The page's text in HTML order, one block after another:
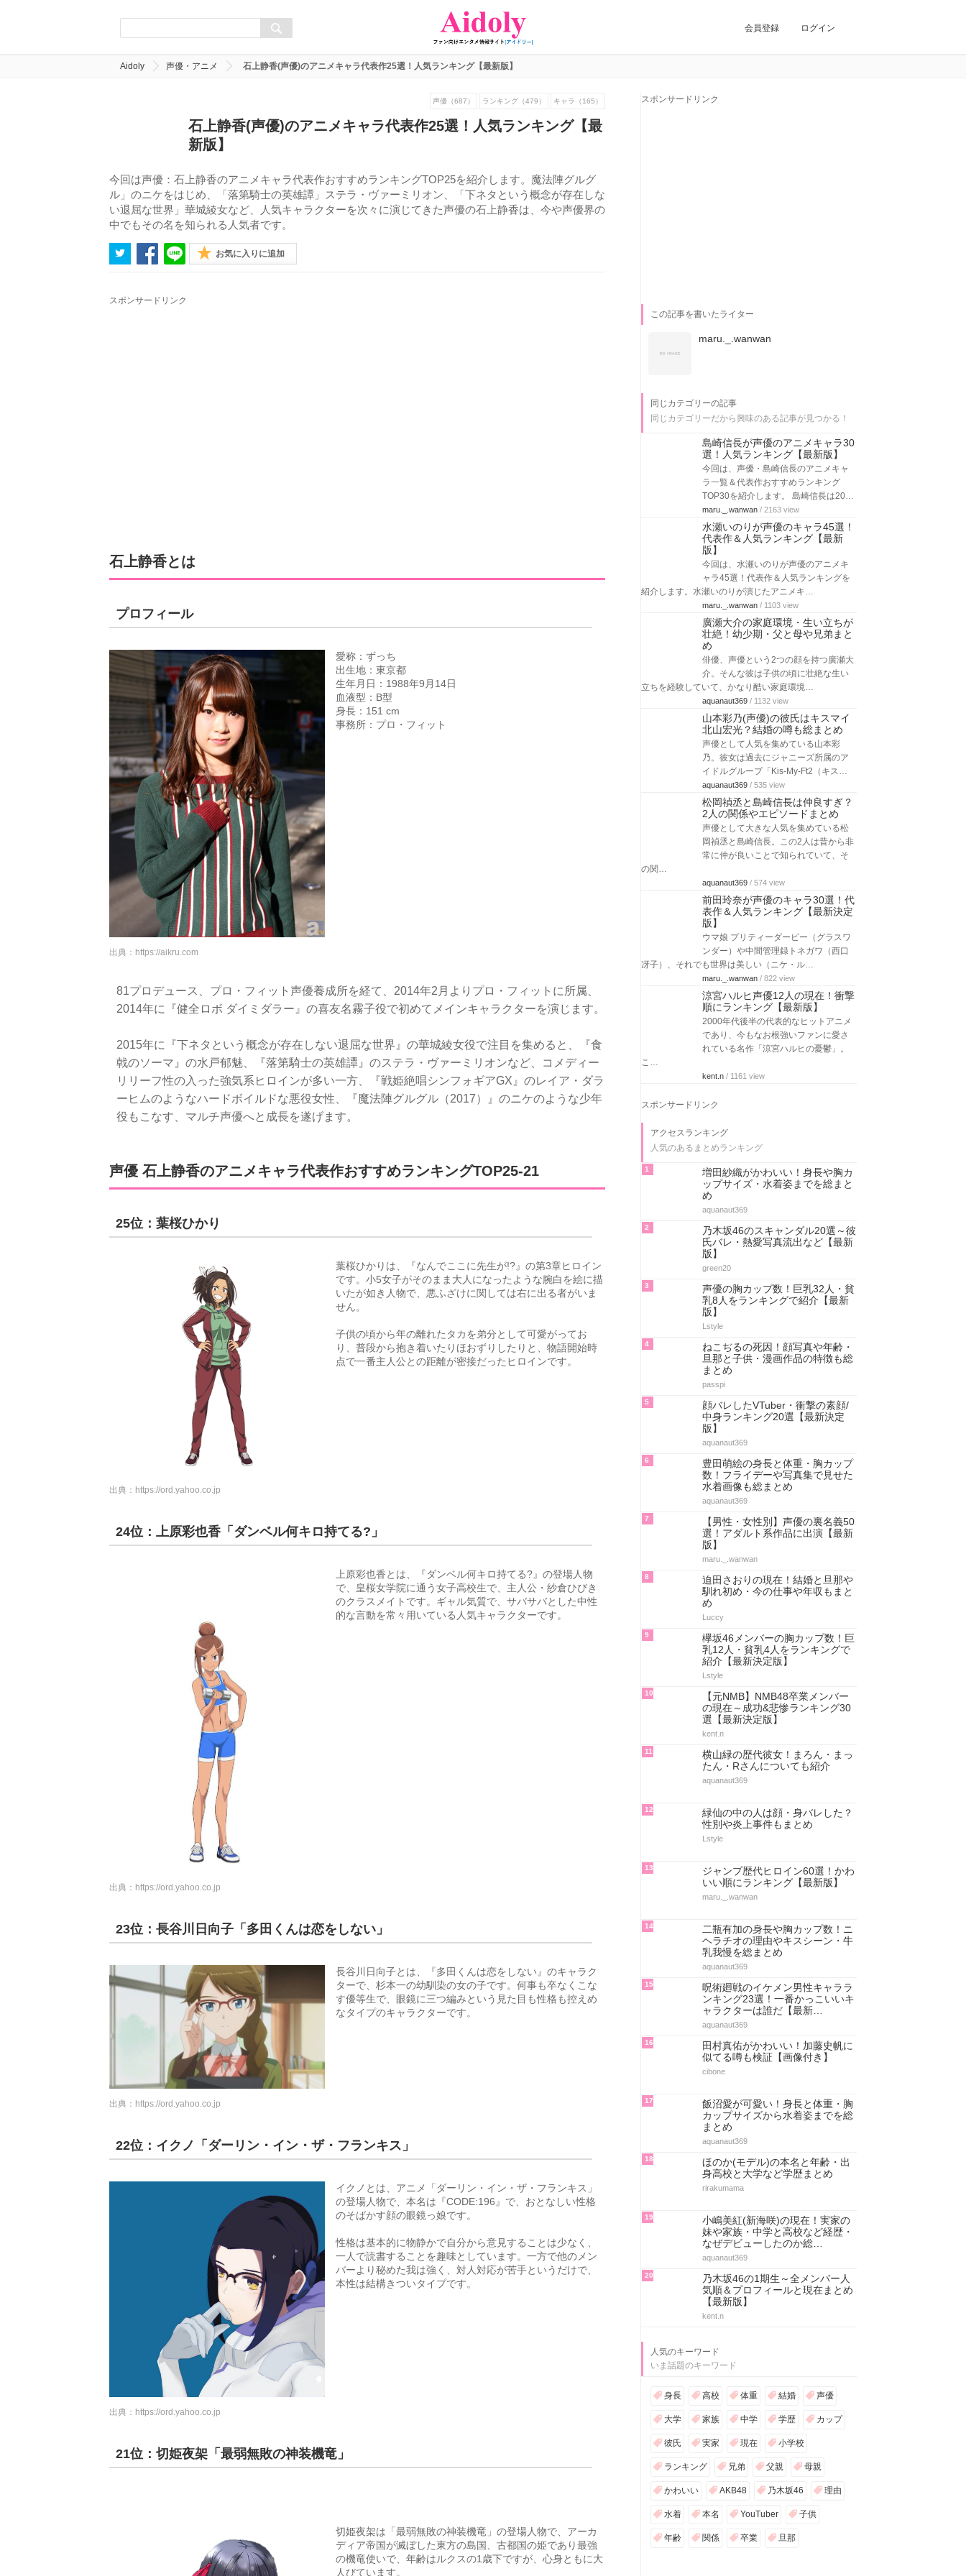
会員登録 ログイン
Aidoly 声優・アニメ 石上静香(声優)のアニメキャラ代表作25選！人気ランキング【最新版】
声優（687） ランキング（479） キャラ（165）
石上静香(声優)のアニメキャラ代表作25選！人気ランキング【最
新版】
今回は声優：石上静香のアニメキャラ代表作おすすめランキングTOP25を紹介します。魔法陣グルグ
ル」のニケをはじめ、「落第騎士の英雄譚」ステラ・ヴァーミリオン、「下ネタという概念が存在しな
い退屈な世界」華城綾女など、人気キャラクターを次々に演じてきた声優の石上静香は、今や声優界の
中でもその名を知られる人気者です。
お気に入りに追加
スポンサードリンク
石上静香とは
プロフィール
愛称：ずっち
出生地：東京都
生年月日：1988年9月14日
血液型：B型
身長：151 cm
事務所：プロ・フィット
出典： https://aikru.com
81プロデュース、プロ・フィット声優養成所を経て、2014年2月よりプロ・フィットに所属、
2014年に『健全ロボ ダイミダラー』の喜友名霧子役で初めてメインキャラクターを演じます。
2015年に『下ネタという概念が存在しない退屈な世界』の華城綾女役で注目を集めると、『食
戟のソーマ』の水戸郁魅、『落第騎士の英雄譚』のステラ・ヴァーミリオンなど、コメディー
リリーフ性の入った強気系ヒロインが多い一方、『戦姫絶唱シンフォギアGX』のレイア・ダラ
ーヒムのようなハードボイルドな悪役女性、『魔法陣グルグル（2017）』のニケのような少年
役もこなす、マルチ声優へと成長を遂げます。
声優 石上静香のアニメキャラ代表作おすすめランキングTOP25-21
25位：葉桜ひかり
葉桜ひかりは、『なんでここに先生が!?』の第3章ヒロイン
です。小5女子がそのまま大人になったような腕白を絵に描
いたが如き人物で、悪ふざけに関しては右に出る者がいま
せん。
子供の頃から年の離れたタカを弟分として可愛がってお
り、普段から抱き着いたりほおずりしたりと、物語開始時
点で一番主人公との距離が密接だったヒロインです。
出典： https://ord.yahoo.co.jp
24位：上原彩也香「ダンベル何キロ持てる?」
上原彩也香とは、『ダンベル何キロ持てる?』の登場人物
で、皇桜女学院に通う女子高校生で、主人公・紗倉ひびき
のクラスメイトです。ギャル気質で、サバサバとした中性
的な言動を常々用いている人気キャラクターです。
出典： https://ord.yahoo.co.jp
23位：長谷川日向子「多田くんは恋をしない」
長谷川日向子とは、『多田くんは恋をしない』のキャラク
ターで、杉本一の幼馴染の女の子です。何事も卒なくこな
す優等生で、眼鏡に三つ編みという見た目も性格も控えめ
なタイプのキャラクターです。
出典： https://ord.yahoo.co.jp
22位：イクノ「ダーリン・イン・ザ・フランキス」
イクノとは、アニメ「ダーリン・イン・ザ・フランキス」
の登場人物で、本名は『CODE:196』で、おとなしい性格
のそばかす顔の眼鏡っ娘です。
性格は基本的に物静かで自分から意見することは少なく、
一人で読書することを趣味としています。一方で他のメン
バーより秘めた我は強く、対人対応が苦手というだけで、
本性は結構きついタイプです。
出典： https://ord.yahoo.co.jp
21位：切姫夜架「最弱無敗の神装機竜」
切姫夜架は「最弱無敗の神装機竜」の登場人物で、アーカ
ディア帝国が滅ぼした東方の島国、古都国の姫であり最強
の機竜使いで、年齢はルクスの1歳下ですが、心身ともに大
人びています。
スポンサードリンク
この記事を書いたライター
maru._.wanwan
同じカテゴリーの記事
同じカテゴリーだから興味のある記事が見つかる！
島崎信長が声優のアニメキャラ30
選！人気ランキング【最新版】
今回は、声優・島崎信長のアニメキャ
ラ一覧＆代表作おすすめランキング
TOP30を紹介します。 島崎信長は20…
maru._.wanwan / 2163 view
水瀬いのりが声優のキャラ45選！
代表作＆人気ランキング【最新
版】
今回は、水瀬いのりが声優のアニメキ
ャラ45選！代表作＆人気ランキングを
紹介します。水瀬いのりが演じたアニメキ…
maru._.wanwan / 1103 view
廣瀬大介の家庭環境・生い立ちが
壮絶！幼少期・父と母や兄弟まと
め
俳優、声優という2つの顔を持つ廣瀬大
介。そんな彼は子供の頃に壮絶な生い
立ちを経験していて、かなり酷い家庭環境…
aquanaut369 / 1132 view
山本彩乃(声優)の彼氏はキスマイ
北山宏光？結婚の噂も総まとめ
声優として人気を集めている山本彩
乃。彼女は過去にジャニーズ所属のア
イドルグループ「Kis-My-Ft2（キス…
aquanaut369 / 535 view
松岡禎丞と島崎信長は仲良すぎ？
2人の関係やエピソードまとめ
声優として大きな人気を集めている松
岡禎丞と島崎信長。この2人は昔から非
常に仲が良いことで知られていて、そ
の関…
aquanaut369 / 574 view
前田玲奈が声優のキャラ30選！代
表作＆人気ランキング【最新決定
版】
ウマ娘 プリティーダービー（グラスワ
ンダー）や中間管理録トネガワ（西口
冴子）、それでも世界は美しい（ニケ・ル…
maru._.wanwan / 822 view
涼宮ハルヒ声優12人の現在！衝撃
順にランキング【最新版】
2000年代後半の代表的なヒットアニメ
であり、今もなお根強いファンに愛さ
れている名作「涼宮ハルヒの憂鬱」。
こ…
kent.n / 1161 view
スポンサードリンク
アクセスランキング
人気のあるまとめランキング
1
増田紗織がかわいい！身長や胸カ
ップサイズ・水着姿までを総まと
め
aquanaut369
2
乃木坂46のスキャンダル20選～彼
氏バレ・熱愛写真流出など【最新
版】
green20
3
声優の胸カップ数！巨乳32人・貧
乳8人をランキングで紹介【最新
版】
Lstyle
4
ねこぢるの死因！顔写真や年齢・
旦那と子供・漫画作品の特徴も総
まとめ
passpi
5
顔バレしたVTuber・衝撃の素顔/
中身ランキング20選【最新決定
版】
aquanaut369
6
豊田萌絵の身長と体重・胸カップ
数！フライデーや写真集で見せた
水着画像も総まとめ
aquanaut369
7
【男性・女性別】声優の裏名義50
選！アダルト系作品に出演【最新
版】
maru._.wanwan
8
迫田さおりの現在！結婚と旦那や
馴れ初め・今の仕事や年収もまと
め
Luccy
9
欅坂46メンバーの胸カップ数！巨
乳12人・貧乳4人をランキングで
紹介【最新決定版】
Lstyle
10
【元NMB】NMB48卒業メンバー
の現在～成功&悲惨ランキング30
選【最新決定版】
kent.n
11
横山緑の歴代彼女！まろん・まっ
たん・Rさんについても紹介
aquanaut369
12
緑仙の中の人は顔・身バレした？
性別や炎上事件もまとめ
Lstyle
13
ジャンプ歴代ヒロイン60選！かわ
いい順にランキング【最新版】
maru._.wanwan
14
二瓶有加の身長や胸カップ数！ニ
ヘラチオの理由やキスシーン・牛
乳我慢を総まとめ
aquanaut369
15
呪術廻戦のイケメン男性キャララ
ンキング23選！一番かっこいいキ
ャラクターは誰だ【最新…
aquanaut369
16
田村真佑がかわいい！加藤史帆に
似てる噂も検証【画像付き】
cibone
17
飯沼愛が可愛い！身長と体重・胸
カップサイズから水着姿までを総
まとめ
aquanaut369
18
ほのか(モデル)の本名と年齢・出
身高校と大学など学歴まとめ
rirakumama
19
小嶋美紅(新海咲)の現在！実家の
妹や家族・中学と高校など経歴・
なぜデビューしたのか総…
aquanaut369
20
乃木坂46の1期生～全メンバー人
気順＆プロフィールと現在まとめ
【最新版】
kent.n
人気のキーワード
いま話題のキーワード
身長 高校 体重 結婚 声優
大学 家族 中学 学歴 カップ
彼氏 実家 現在 小学校
ランキング 兄弟 父親 母親
かわいい AKB48 乃木坂46 理由
水着 本名 YouTuber 子供
年齢 関係 卒業 旦那